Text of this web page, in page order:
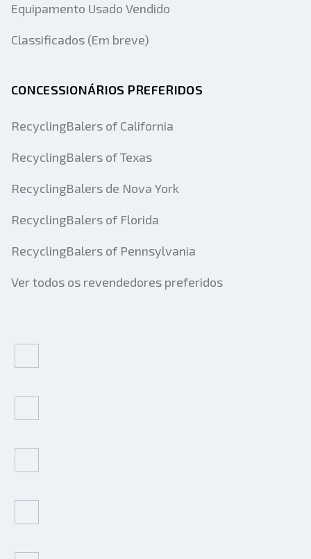
Equipamento Usado Vendido
Classificados (Em breve)
CONCESSIONÁRIOS PREFERIDOS
RecyclingBalers of California
RecyclingBalers of Texas
RecyclingBalers de Nova York
RecyclingBalers of Florida
RecyclingBalers of Pennsylvania
Ver todos os revendedores preferidos